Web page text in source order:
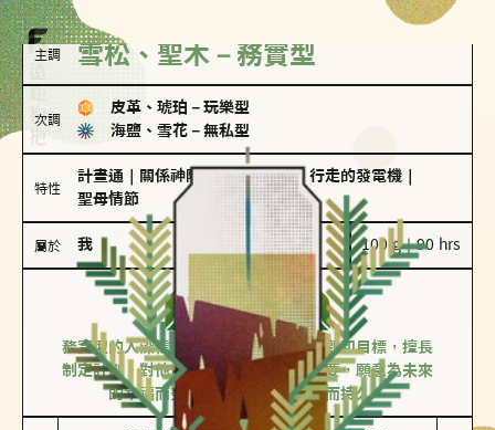
主調 雪松、聖木－務實型
次調
皮革、琥珀 － 玩樂型
海鹽、雪花 － 無私型
特性
計畫通 關係神隊友 滿懂撩的｜ 行走的發電機
聖母情節
屬於 我 100 g｜90 hrs
務實型
雪松、聖木
務實型的人深信愛情立基於共同的價值觀和目標，擅長
制定計劃。對他們來說，感情穩定最重要，願意為未來
的幸福而努力，讓愛情變得踏實而持久。